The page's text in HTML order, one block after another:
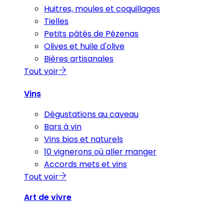
Huitres, moules et coquillages
Tielles
Petits pâtés de Pézenas
Olives et huile d'olive
Bières artisanales
Tout voir
Vins
Dégustations au caveau
Bars à vin
Vins bios et naturels
10 vignerons où aller manger
Accords mets et vins
Tout voir
Art de vivre